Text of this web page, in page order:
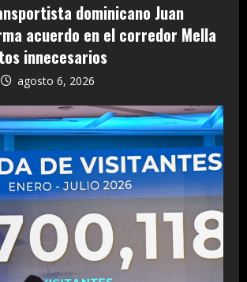
dominicano Juan
acuerdo en el corredor Mella
innecesarios
agosto 6, 2026